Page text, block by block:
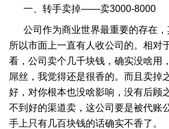
一、转手卖掉——卖3000-8000
公司作为商业世界最重要的存在，
所以市面上一直有人收公司的。相对
看，公司卖个几千块钱，确实没啥用
屌丝，我觉得还是很香的。而且卖掉
好，对你根本也没啥影响，没有后顾
不到好的渠道卖，这公司要是被代账
手上只有几百块钱的话确实不香了。